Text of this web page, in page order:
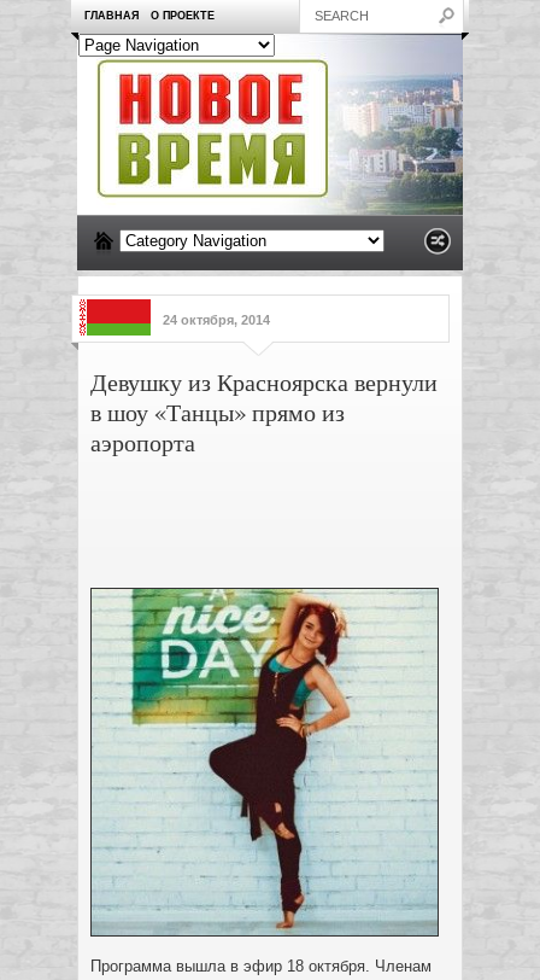
ГЛАВНАЯ О ПРОЕКТЕ
24 октября, 2014
Девушку из Красноярска вернули
в шоу «Танцы» прямо из
аэропорта
Программа вышла в эфир 18 октября. Членам